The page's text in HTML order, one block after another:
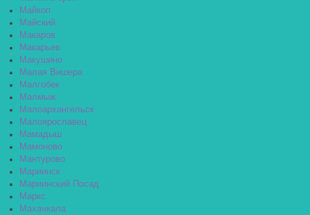
Майкоп
Майский
Макаров
Макарьев
Макушино
Малая Вишера
Малгобек
Малмыж
Малоархангельск
Малоярославец
Мамадыш
Мамоново
Мантурово
Мариинск
Мариинский Посад
Маркс
Махачкала